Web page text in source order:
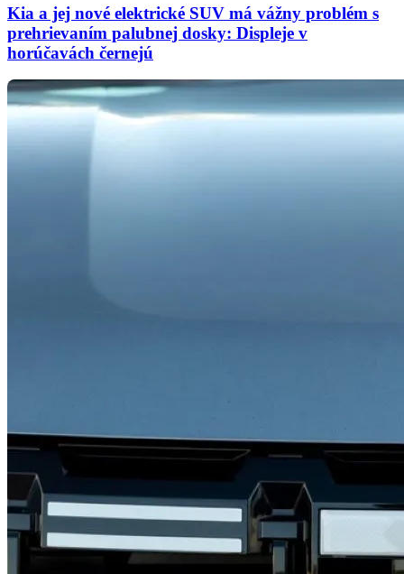
Kia a jej nové elektrické SUV má vážny problém s
prehrievaním palubnej dosky: Displeje v
horúčavách černejú